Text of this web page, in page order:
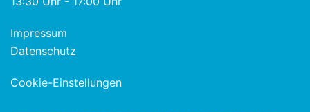
Impressum
Datenschutz
Cookie-Einstellungen